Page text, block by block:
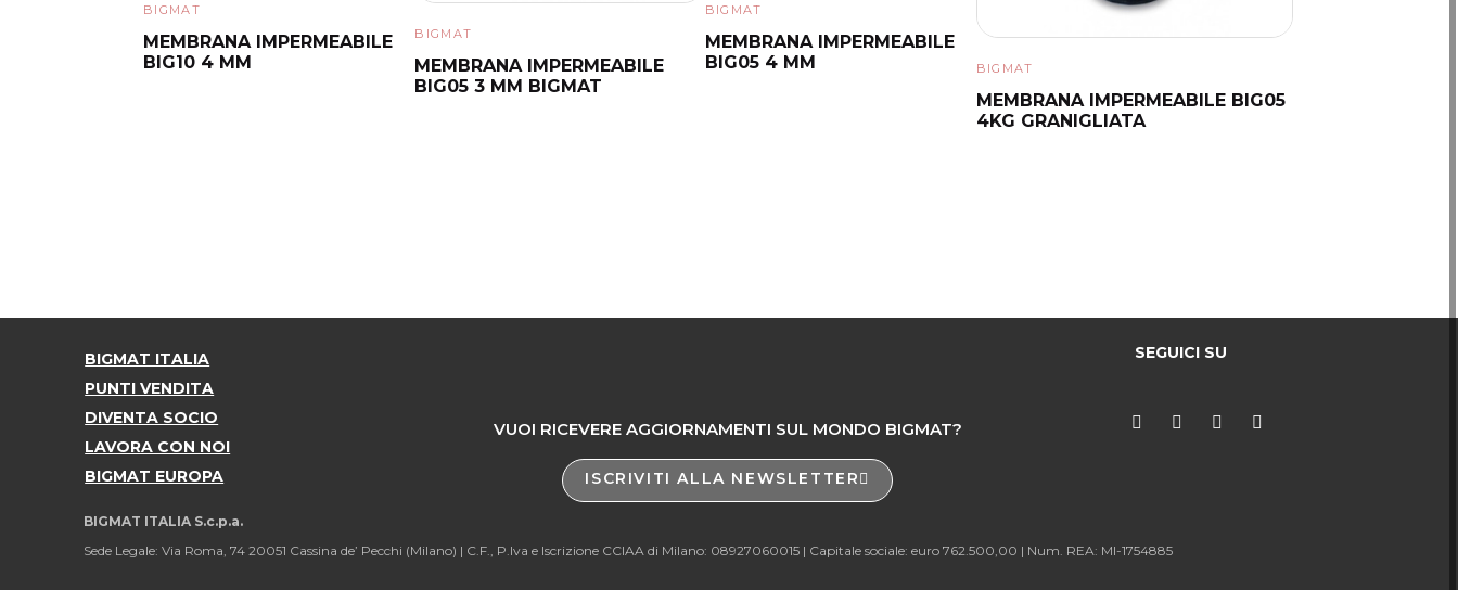
BIGMAT
MEMBRANA IMPERMEABILE
BIG10 4 MM
BIGMAT
MEMBRANA IMPERMEABILE
BIG05 3 MM BIGMAT
BIGMAT
MEMBRANA IMPERMEABILE
BIG05 4 MM
BIGMAT
MEMBRANA IMPERMEABILE BIG05
4KG GRANIGLIATA
BIGMAT ITALIA
PUNTI VENDITA
DIVENTA SOCIO
LAVORA CON NOI
BIGMAT EUROPA
VUOI RICEVERE AGGIORNAMENTI SUL MONDO BIGMAT?
ISCRIVITI ALLA NEWSLETTER
SEGUICI SU
BIGMAT ITALIA S.c.p.a.
Sede Legale: Via Roma, 74 20051 Cassina de’ Pecchi (Milano) | C.F., P.Iva e Iscrizione CCIAA di Milano: 08927060015 | Capitale sociale: euro 762.500,00 | Num. REA: MI-1754885